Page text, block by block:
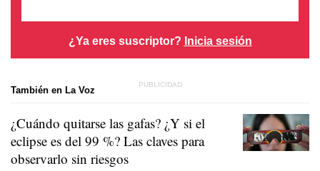
¿Ya eres suscriptor? Inicia sesión
También en La Voz
¿Cuándo quitarse las gafas? ¿Y si el
eclipse es del 99 %? Las claves para
observarlo sin riesgos